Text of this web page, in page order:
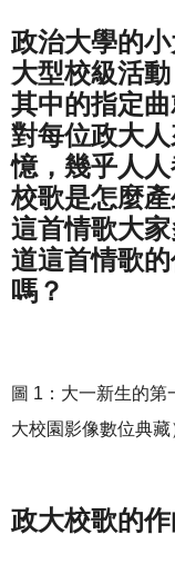
政治大學的
大型校級活
其中的指定
對每位政大
憶，幾乎人
校歌是怎麼產
這首情歌大
道這首情歌
嗎？
圖 1：大一新生的
大校園影像數位典藏
政大校歌的